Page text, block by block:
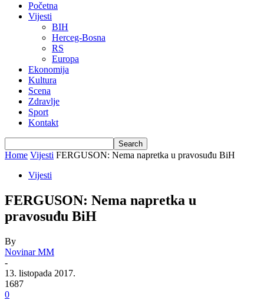
Početna
Vijesti
BIH
Herceg-Bosna
RS
Europa
Ekonomija
Kultura
Scena
Zdravlje
Sport
Kontakt
Home Vijesti FERGUSON: Nema napretka u pravosuđu BiH
Vijesti
FERGUSON: Nema napretka u
pravosuđu BiH
By
Novinar MM
-
13. listopada 2017.
1687
0